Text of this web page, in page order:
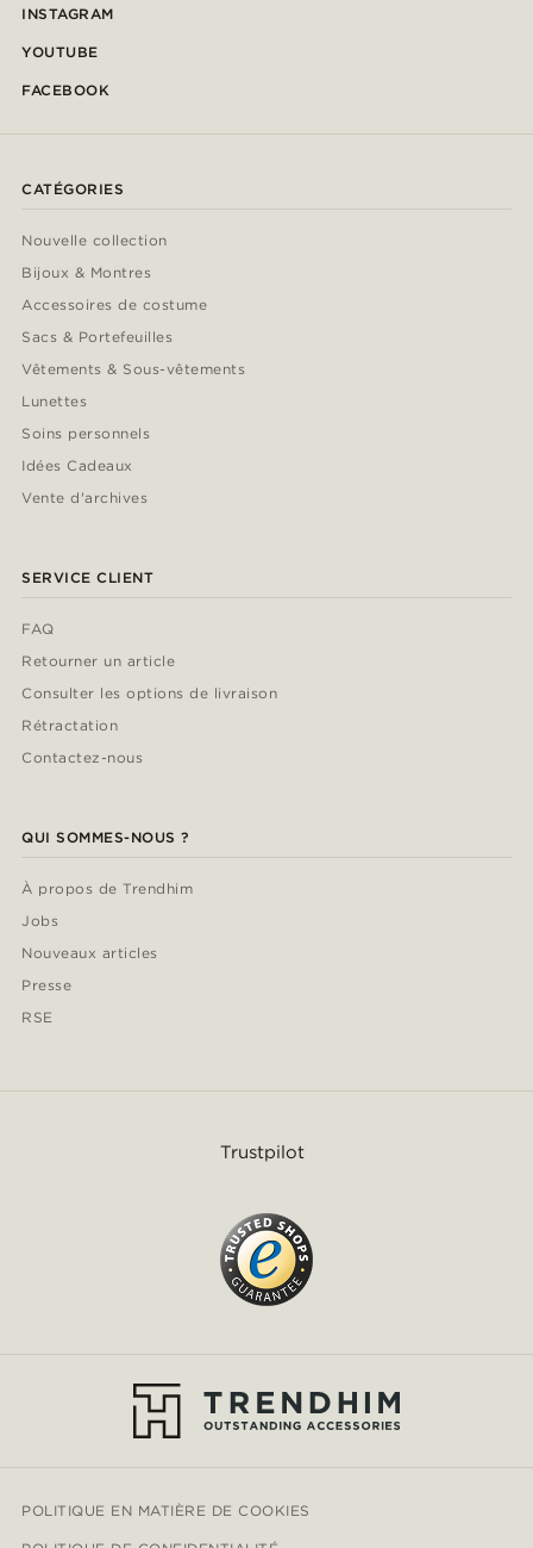
INSTAGRAM
YOUTUBE
FACEBOOK
CATÉGORIES
Nouvelle collection
Bijoux & Montres
Accessoires de costume
Sacs & Portefeuilles
Vêtements & Sous-vêtements
Lunettes
Soins personnels
Idées Cadeaux
Vente d'archives
SERVICE CLIENT
FAQ
Retourner un article
Consulter les options de livraison
Rétractation
Contactez-nous
QUI SOMMES-NOUS ?
À propos de Trendhim
Jobs
Nouveaux articles
Presse
RSE
Trustpilot
POLITIQUE EN MATIÈRE DE COOKIES